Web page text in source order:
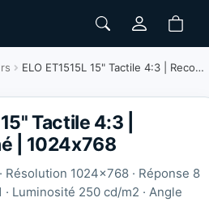
ELO ET1515L 15" Tactile 4:3 | Reconditionné | 1024x768
Tactile 4:3 |
| 1024x768
Résolution 1024×768 · Réponse 8
· Luminosité 250 cd/m2 · Angle